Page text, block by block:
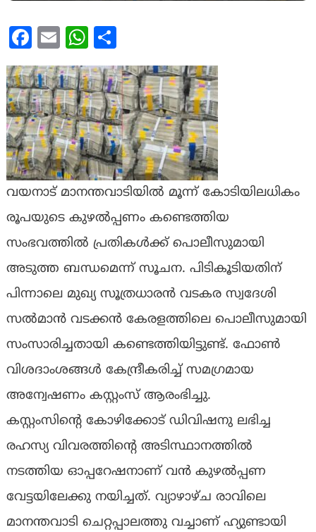
Facebook
Email WhatsApp
വയനാട് മാനന്തവാടിയിൽ മൂന്ന് കോടിയിലധികം
രൂപയുടെ കുഴൽപ്പണം കണ്ടെത്തിയ
സംഭവത്തിൽ പ്രതികൾക്ക് പൊലീസുമായി
അടുത്ത ബന്ധമെന്ന് സൂചന. പിടികൂടിയതിന്
പിന്നാലെ മുഖ്യ സൂത്രധാരൻ വടകര സ്വദേശി
സൽമാൻ വടക്കൻ കേരളത്തിലെ പൊലീസുമായി
സംസാരിച്ചതായി കണ്ടെത്തിയിട്ടുണ്ട്. ഫോൺ
വിശദാംശങ്ങൾ കേന്ദ്രീകരിച്ച് സമഗ്രമായ
അന്വേഷണം കസ്റ്റംസ് ആരംഭിച്ചു.
കസ്റ്റംസിന്റെ കോഴിക്കോട് ഡിവിഷനു ലഭിച്ച
രഹസ്യ വിവരത്തിന്റെ അടിസ്ഥാനത്തിൽ
നടത്തിയ ഓപ്പറേഷനാണ് വന്‍ കുഴല്‍പ്പണ
വേട്ടയിലേക്കു നയിച്ചത്. വ്യാഴാഴ്ച രാവിലെ
മാനന്തവാടി ചെറ്റപ്പാലത്തു വച്ചാണ് ഹ്യുണ്ടായി